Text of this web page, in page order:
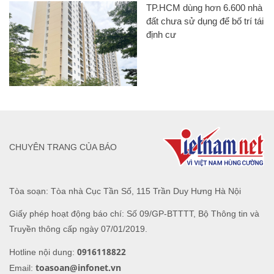
TP.HCM dùng hơn 6.600 nhà
đất chưa sử dụng để bố trí tái
định cư
Tòa soạn: Tòa nhà Cục Tần Số, 115 Trần Duy Hưng Hà Nội
Giấy phép hoạt động báo chí: Số 09/GP-BTTTT, Bộ Thông tin và
Truyền thông cấp ngày 07/01/2019.
Hotline nội dung: 0916118822
Email: toasoan@infonet.vn
CHUYÊN TRANG CỦA BÁO